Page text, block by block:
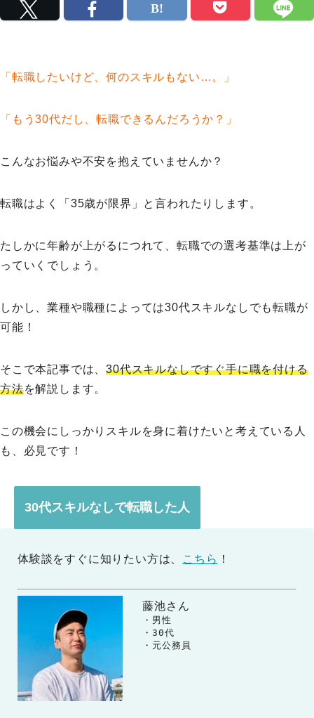
「転職したいけど、何のスキルもない…。」
「もう30代だし、転職できるんだろうか？」
こんなお悩みや不安を抱えていませんか？
転職はよく「35歳が限界」と言われたりします。
たしかに年齢が上がるにつれて、転職での選考基準は上が
っていくでしょう。
しかし、業種や職種によっては30代スキルなしでも転職が
可能！
そこで本記事では、30代スキルなしですぐ手に職を付ける
方法を解説します。
この機会にしっかりスキルを身に着けたいと考えている人
も、必見です！
30代スキルなしで転職した人
体験談をすぐに知りたい方は、 こちら ！
藤池さん
・男性
・30代
・元公務員